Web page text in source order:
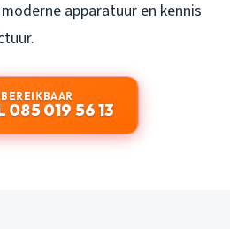
apparatuur en kennis
085 019 56 13